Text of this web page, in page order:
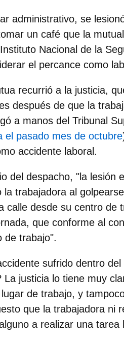
administrativo, se
un café que la
Nacional de la
el percance como
recurrió a la justicia,
después de que la
a manos del Tribunal
el pasado mes de octubre
accidente laboral.
del despacho, "la lesión
trabajadora al
calle desde su centro de
que conforme al
de trabajo".
sufrido dentro
justicia lo tiene muy
de trabajo, y
que la trabajadora ni
a realizar una tarea